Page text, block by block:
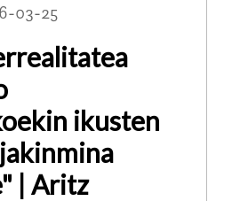
03-25
ikusten
| Aritz